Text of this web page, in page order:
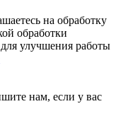
на обработку
обработки
улучшения работы
нам, если у вас